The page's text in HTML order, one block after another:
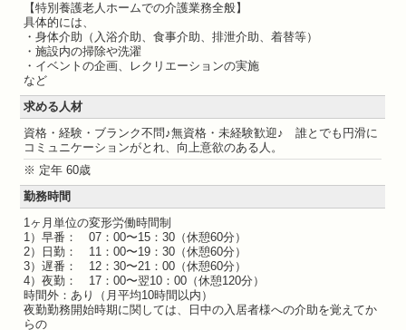
【特別養護老人ホームでの介護業務全般】
具体的には、
・身体介助（入浴介助、食事介助、排泄介助、着替等）
・施設内の掃除や洗濯
・イベントの企画、レクリエーションの実施
など
求める人材
資格・経験・ブランク不問♪無資格・未経験歓迎♪ 誰とでも円滑に
コミュニケーションがとれ、向上意欲のある人。
※ 定年 60歳
勤務時間
1ヶ月単位の変形労働時間制
1）早番： 07：00〜15：30（休憩60分）
2）日勤： 11：00〜19：30（休憩60分）
3）遅番： 12：30〜21：00（休憩60分）
4）夜勤： 17：00〜翌10：00（休憩120分）
時間外：あり（月平均10時間以内）
夜勤勤務開始時期に関しては、日中の入居者様への介助を覚えてか
らの